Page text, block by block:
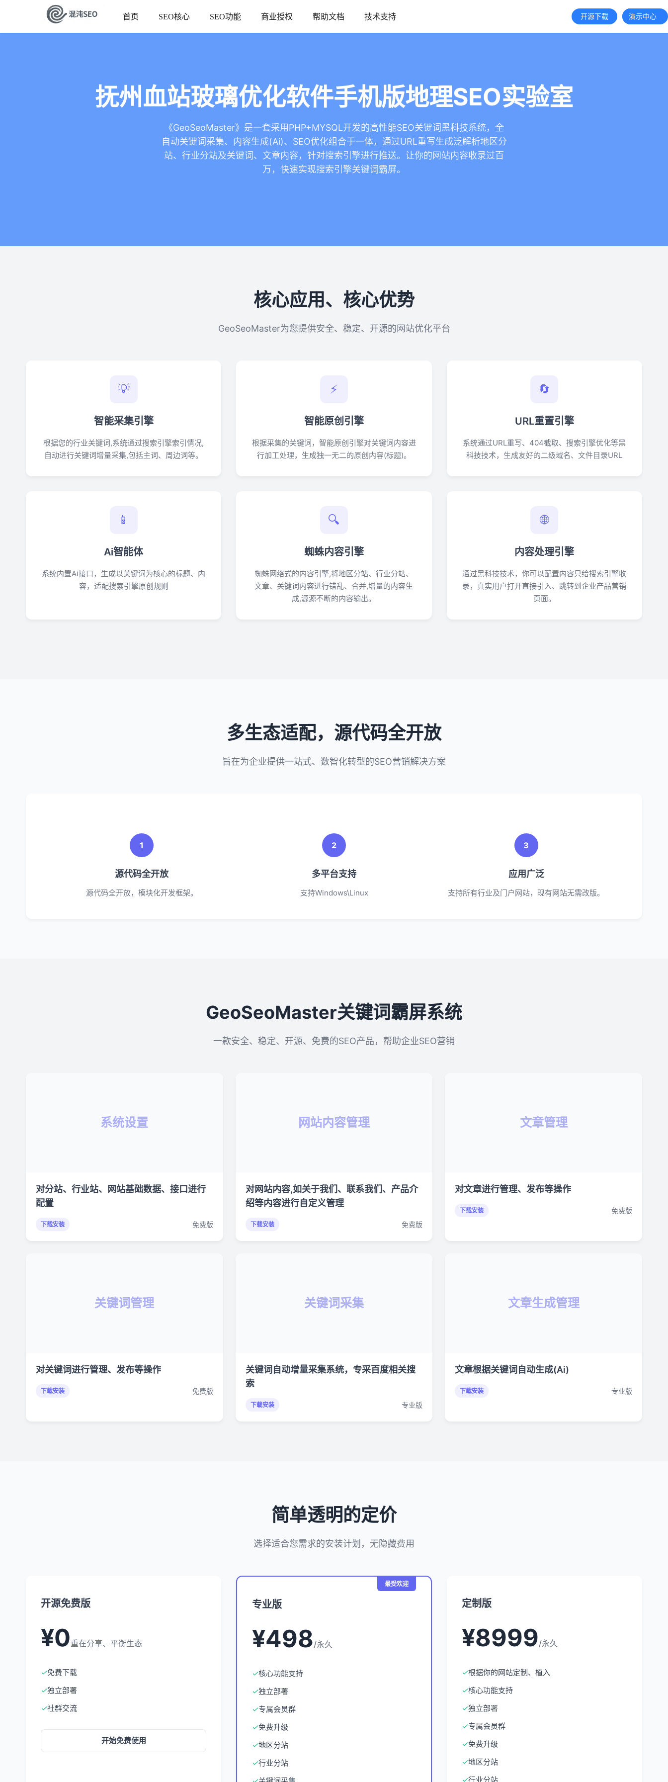
首页 SEO核心 SEO功能 商业授权 帮助文档 技术支持 开源下载 演示中心
抚州血站玻璃优化软件手机版地理SEO实验室
《GeoSeoMaster》是一套采用PHP+MYSQL开发的高性能SEO关键词黑科技系统，全
自动关键词采集、内容生成(Ai)、SEO优化组合于一体，通过URL重写生成泛解析地区分
站、行业分站及关键词、文章内容，针对搜索引擎进行推送。让你的网站内容收录过百
万，快速实现搜索引擎关键词霸屏。
核心应用、核心优势
GeoSeoMaster为您提供安全、稳定、开源的网站优化平台
💡
智能采集引擎
根据您的行业关键词,系统通过搜索引擎索引情况,
自动进行关键词增量采集,包括主词、周边词等。
⚡
智能原创引擎
根据采集的关键词，智能原创引擎对关键词内容进
行加工处理，生成独一无二的原创内容(标题)。
🔄
URL重置引擎
系统通过URL重写、404截取、搜索引擎优化等黑
科技技术，生成友好的二级域名、文件目录URL
📱
Ai智能体
系统内置Ai接口，生成以关键词为核心的标题、内
容，适配搜索引擎原创规则
🔍
蜘蛛内容引擎
蜘蛛网络式的内容引擎,将地区分站、行业分站、
文章、关键词内容进行错乱、合并,增量的内容生
成,源源不断的内容输出。
🌐
内容处理引擎
通过黑科技技术，你可以配置内容只给搜索引擎收
录，真实用户打开直接引入、跳转到企业产品营销
页面。
多生态适配，源代码全开放
旨在为企业提供一站式、数智化转型的SEO营销解决方案
1
源代码全开放
源代码全开放，模块化开发框架。
2
多平台支持
支持Windows\Linux
3
应用广泛
支持所有行业及门户网站，现有网站无需改版。
GeoSeoMaster关键词霸屏系统
一款安全、稳定、开源、免费的SEO产品，帮助企业SEO营销
系统设置
对分站、行业站、网站基础数据、接口进行
配置
下载安装 免费版
网站内容管理
对网站内容,如关于我们、联系我们、产品介
绍等内容进行自定义管理
下载安装 免费版
文章管理
对文章进行管理、发布等操作
下载安装 免费版
关键词管理
对关键词进行管理、发布等操作
下载安装 免费版
关键词采集
关键词自动增量采集系统，专采百度相关搜
索
下载安装 专业版
文章生成管理
文章根据关键词自动生成(Ai)
下载安装 专业版
简单透明的定价
选择适合您需求的安装计划，无隐藏费用
开源免费版
¥0重在分享、平衡生态
✓免费下载
✓独立部署
✓社群交流
开始免费使用
最受欢迎
专业版
¥498/永久
✓核心功能支持
✓独立部署
✓专属会员群
✓免费升级
✓地区分站
✓行业分站
定制版
¥8999/永久
✓根据你的网站定制、植入
✓核心功能支持
✓独立部署
✓专属会员群
✓免费升级
✓地区分站
✓行业分站